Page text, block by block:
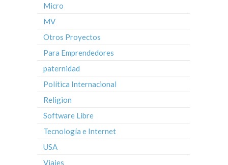
Micro
MV
Otros Proyectos
Para Emprendedores
paternidad
Política Internacional
Religion
Software Libre
Tecnología e Internet
USA
Viajes